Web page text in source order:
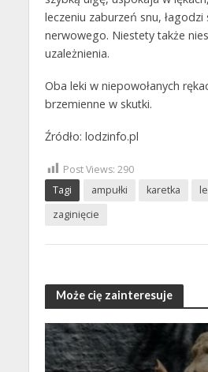
leczeniu zaburzeń snu, łagodzi
nerwowego. Niestety także
uzależnienia.
Oba leki w niepowołanych
brzemienne w skutki.
Źródło: lodzinfo.pl
Post Views: 290
Tagi
ampułki karetka
zaginięcie
Może cię zainteresuje